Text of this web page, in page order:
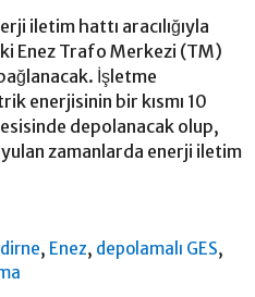
iletim hattı aracılığıyla
Enez Trafo Merkezi (TM)
İşletme
enerjisinin bir kısmı 10
depolanacak olup,
zamanlarda enerji iletim
, Enez, depolamalı GES,